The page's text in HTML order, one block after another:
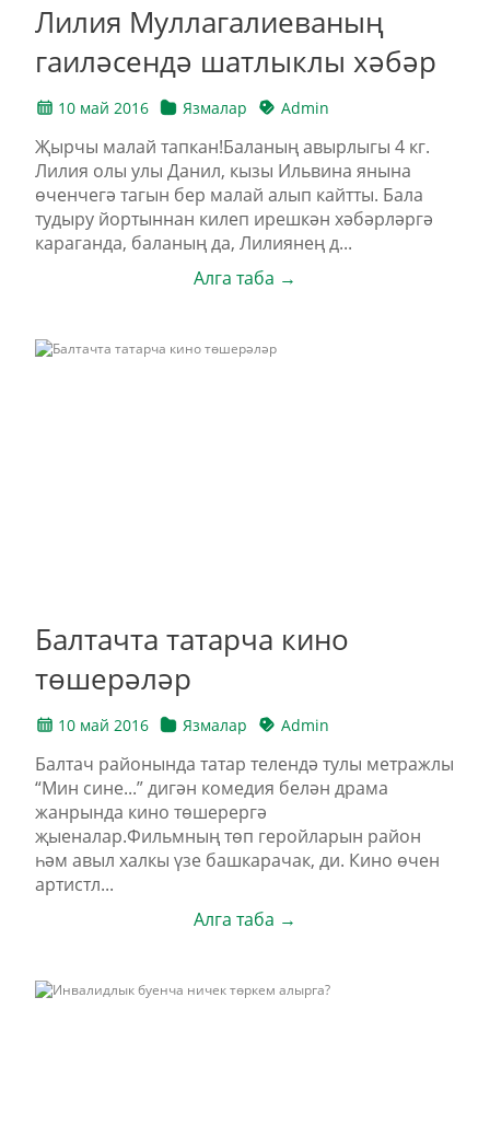
Лилия Муллагалиеваның
гаиләсендә шатлыклы хәбәр
10 май 2016 Язмалар Admin
Җырчы малай тапкан!Баланың авырлыгы 4 кг.
Лилия олы улы Данил, кызы Ильвина янына
өченчегә тагын бер малай алып кайтты. Бала
тудыру йортыннан килеп ирешкән хәбәрләргә
караганда, баланың да, Лилиянең д...
Алга таба →
Балтачта татарча кино
төшерәләр
10 май 2016 Язмалар Admin
Балтач районында татар телендә тулы метражлы
“Мин сине...” дигән комедия белән драма
жанрында кино төшерергә
җыеналар.Фильмның төп геройларын район
һәм авыл халкы үзе башкарачак, ди. Кино өчен
артистл...
Алга таба →